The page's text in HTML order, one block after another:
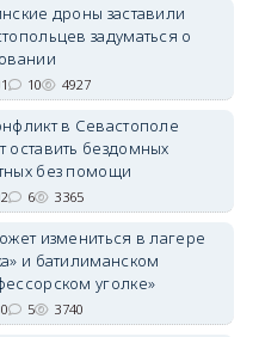
дроны заставили
задуматься о
10 4927
в Севастополе
оставить бездомных
без помощи
6 3365
измениться в лагере
и батилиманском
уголке»
5 3740